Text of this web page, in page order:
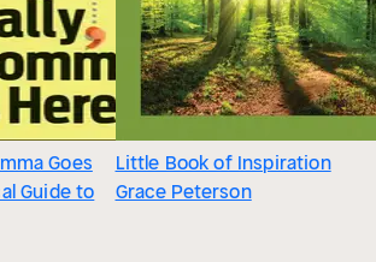
Goes
Guide to
Little Book of Inspiration
Grace Peterson